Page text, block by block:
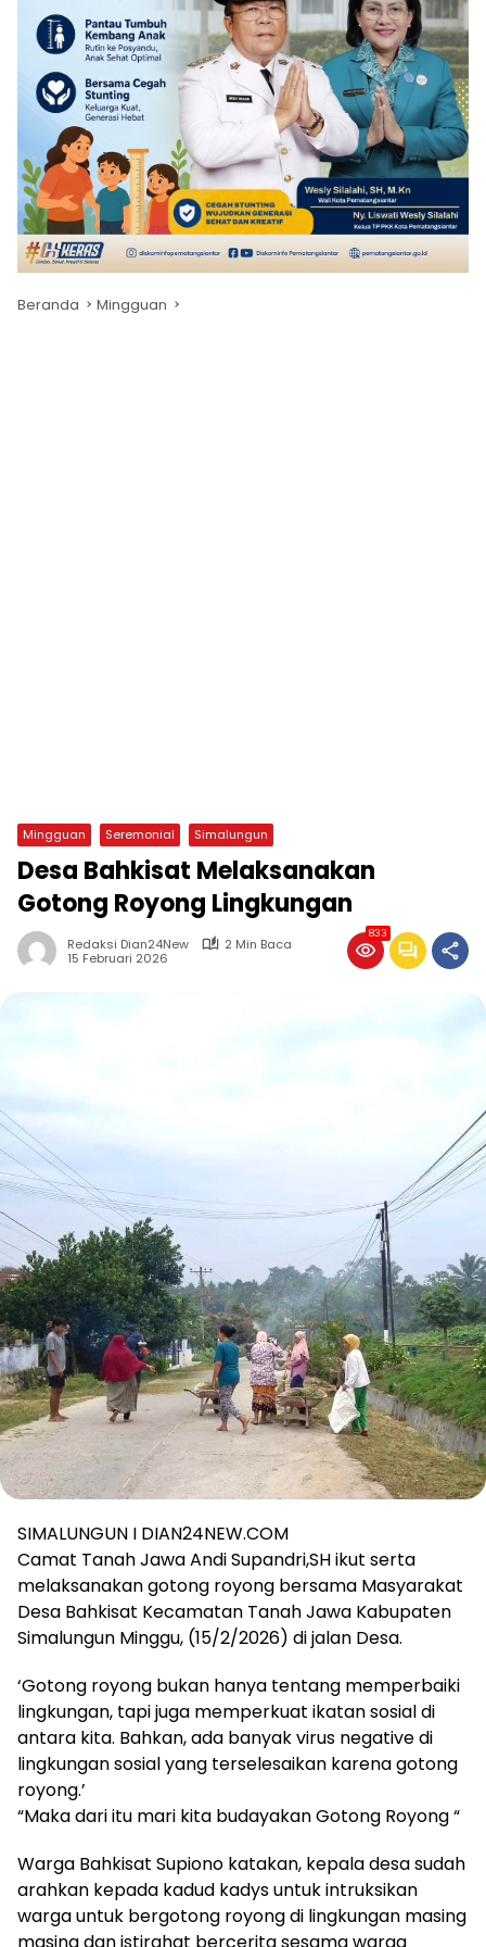
Beranda Mingguan
Mingguan Seremonial Simalungun
Desa Bahkisat Melaksanakan
Gotong Royong Lingkungan
Redaksi Dian24New
2 Min Baca
15 Februari 2026
833
SIMALUNGUN I DIAN24NEW.COM
Camat Tanah Jawa Andi Supandri,SH ikut serta
melaksanakan gotong royong bersama Masyarakat
Desa Bahkisat Kecamatan Tanah Jawa Kabupaten
Simalungun Minggu, (15/2/2026) di jalan Desa.
‘Gotong royong bukan hanya tentang memperbaiki
lingkungan, tapi juga memperkuat ikatan sosial di
antara kita. Bahkan, ada banyak virus negative di
lingkungan sosial yang terselesaikan karena gotong
royong.’
“Maka dari itu mari kita budayakan Gotong Royong “
Warga Bahkisat Supiono katakan, kepala desa sudah
arahkan kepada kadud kadys untuk intruksikan
warga untuk bergotong royong di lingkungan masing
masing dan istirahat bercerita sesama warga